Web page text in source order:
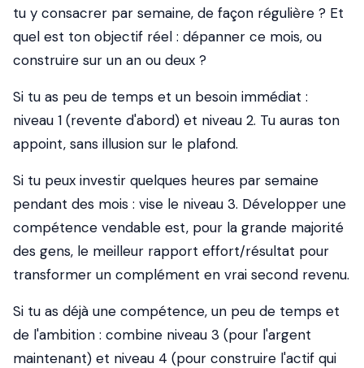
tu y consacrer par semaine, de façon régulière ? Et
quel est ton objectif réel : dépanner ce mois, ou
construire sur un an ou deux ?
Si tu as peu de temps et un besoin immédiat :
niveau 1 (revente d'abord) et niveau 2. Tu auras ton
appoint, sans illusion sur le plafond.
Si tu peux investir quelques heures par semaine
pendant des mois : vise le niveau 3. Développer une
compétence vendable est, pour la grande majorité
des gens, le meilleur rapport effort/résultat pour
transformer un complément en vrai second revenu.
Si tu as déjà une compétence, un peu de temps et
de l'ambition : combine niveau 3 (pour l'argent
maintenant) et niveau 4 (pour construire l'actif qui